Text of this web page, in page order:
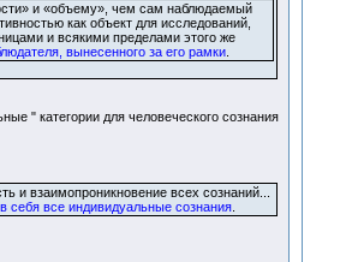
и «объему», чем сам наблюдаемый
как объект для исследований,
и всякими пределами этого же
вынесенного за его рамки.
" категории для человеческого сознания
и взаимопроникновение всех сознаний...
себя все индивидуальные сознания.